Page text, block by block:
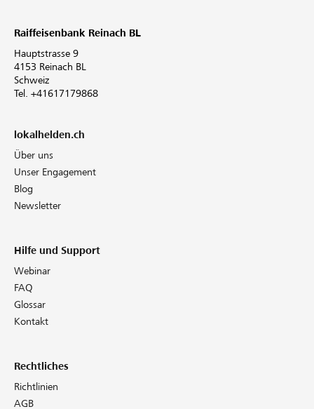
Raiffeisenbank Reinach BL
Hauptstrasse 9
4153 Reinach BL
Schweiz
Tel. +41617179868
lokalhelden.ch
Über uns
Unser Engagement
Blog
Newsletter
Hilfe und Support
Webinar
FAQ
Glossar
Kontakt
Rechtliches
Richtlinien
AGB